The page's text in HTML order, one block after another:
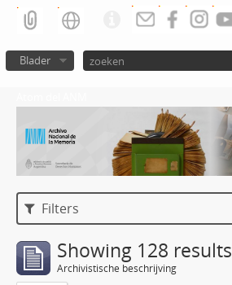
Blader
Filters
Showing 128 results
Archivistische beschrijving